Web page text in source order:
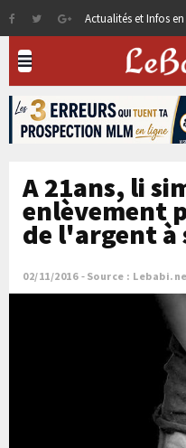
Actualités et Infos
A 21ans, li
enlèvement
de l'argent à
02/11/2016 Source :